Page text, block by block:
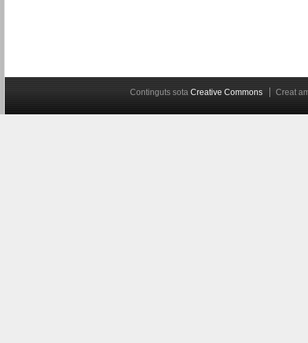
Continguts sotaCreative Commons Creat